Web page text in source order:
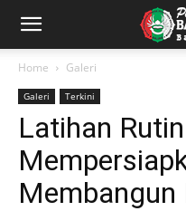
Home Galeri
Galeri Terkini
Latihan